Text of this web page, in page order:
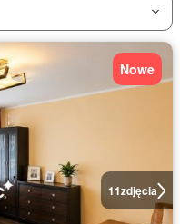
11zdjęcia
Nowe